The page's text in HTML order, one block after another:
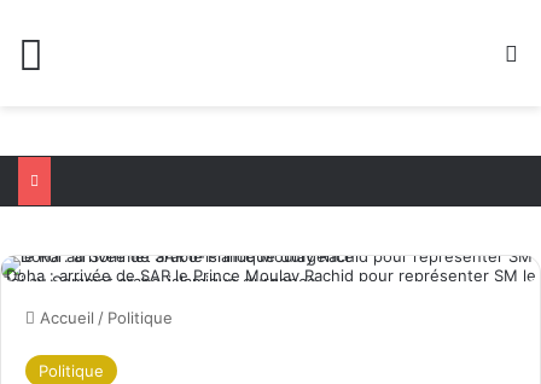
Doha : arrivée de SAR le Prince Moulay Rachid pour représenter SM le
Roi au Sommet arabo-islamique d’urgence
Accueil / Politique
Politique